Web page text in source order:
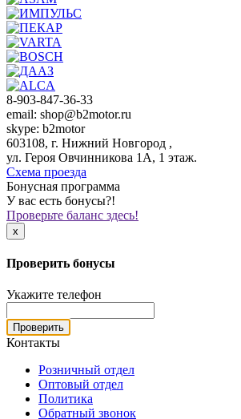
8-903-847-36-33
email: shop@b2motor.ru
skype: b2motor
603108, г. Нижний Новгород ,
ул. Героя Овчинникова 1А, 1 этаж.
Схема проезда
Бонусная программа
У вас есть бонусы?!
Проверьте баланс здесь!
x
Проверить бонусы
Укажите телефон
Проверить
Контакты
Розничный отдел
Оптовый отдел
Политика
Обратный звонок